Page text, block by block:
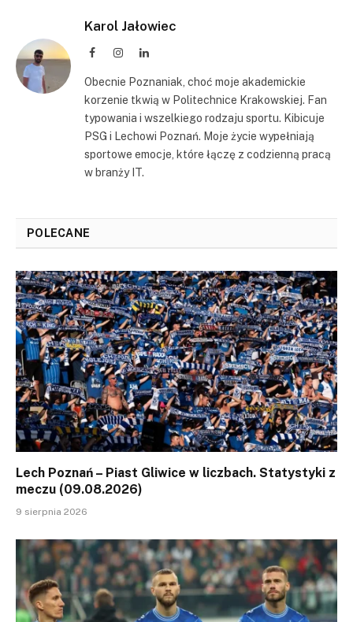
Karol Jałowiec
FacebookInstagramLinkedIn
Obecnie Poznaniak, choć moje akademickie
korzenie tkwią w Politechnice Krakowskiej. Fan
typowania i wszelkiego rodzaju sportu. Kibicuje
PSG i Lechowi Poznań. Moje życie wypełniają
sportowe emocje, które łączę z codzienną pracą
w branży IT.
POLECANE
Lech Poznań – Piast Gliwice w liczbach. Statystyki z
meczu (09.08.2026)
9 sierpnia 2026